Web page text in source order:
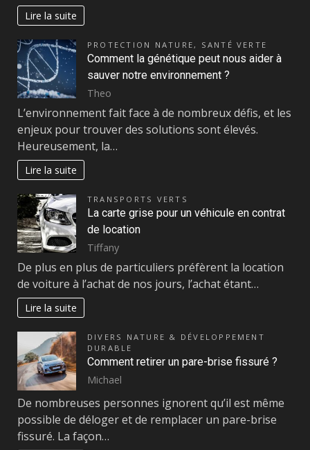
Lire la suite
PROTECTION NATURE , SANTÉ VERTE
Comment la génétique peut nous aider à
sauver notre environnement ?
Theo
L’environnement fait face à de nombreux défis, et les
enjeux pour trouver des solutions sont élevés.
Heureusement, la…
Lire la suite
TRANSPORTS VERTS
La carte grise pour un véhicule en contrat
de location
Tiffany
De plus en plus de particuliers préfèrent la location
de voiture à l’achat de nos jours, l’achat étant…
Lire la suite
DIVERS NATURE & DÉVELOPPEMENT
DURABLE
Comment retirer un pare-brise fissuré ?
Michael
De nombreuses personnes ignorent qu’il est même
possible de déloger et de remplacer un pare-brise
fissuré. La façon…